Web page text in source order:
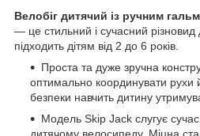
Велобіг дитячий із ручним
— це стильний і сучасний різновид
підходить дітям від 2 до 6 років.
Проста та дуже зручна
оптимально координувати рухи
безпеки навчить дитину
Модель Skip Jack слугує
дитячому велосипеду. Міцна